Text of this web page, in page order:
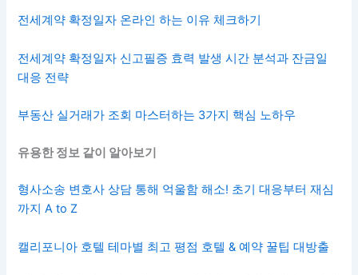
전세계약 확정일자 온라인 하는 이유 체크하기
전세계약 확정일자 신고필증 효력 발생 시간 분석과 잔금일
대응 전략
부동산 실거래가 조회 마스터하는 3가지 핵심 노하우
유용한 정보 같이 알아보기
형사소송 변호사 상담 통해 억울함 해소! 초기 대응부터 재심
까지 A to Z
캘리포니아 호텔 테마별 최고 평점 호텔 & 예약 꿀팁 대방출